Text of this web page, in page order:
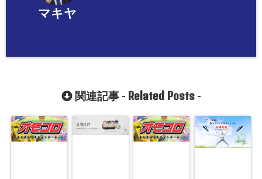
マキヤ
関連記事 - Related Posts-